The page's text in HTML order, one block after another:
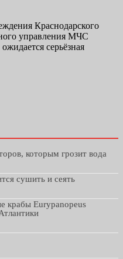
Краснодарского
управления МЧС
серьёзная
которым грозит вода
сушить и сеять
крабы Eurypanopeus